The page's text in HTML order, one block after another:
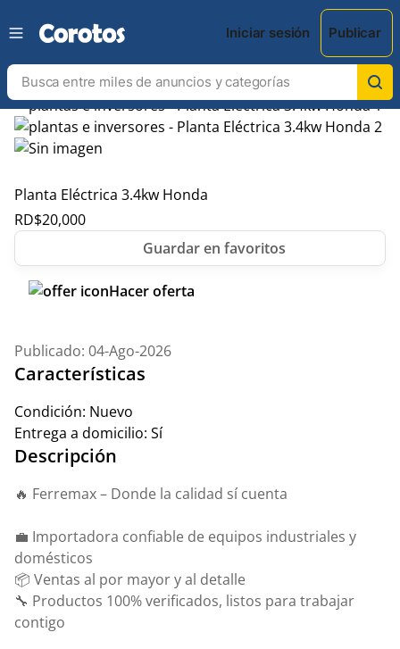
Iniciar sesión Publicar
Planta Eléctrica 3.4kw Honda
RD$20,000
Hacer oferta
Publicado: 04-Ago-2026
Características
Condición: Nuevo
Entrega a domicilio: Sí
Descripción
🔥 Ferremax – Donde la calidad sí cuenta
💼 Importadora confiable de equipos industriales y
domésticos
📦 Ventas al por mayor y al detalle
🔧 Productos 100% verificados, listos para trabajar
contigo